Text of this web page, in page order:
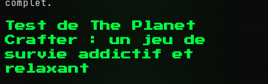
complet.
Test de The Planet
Crafter : un jeu de
survie addictif et
relaxant